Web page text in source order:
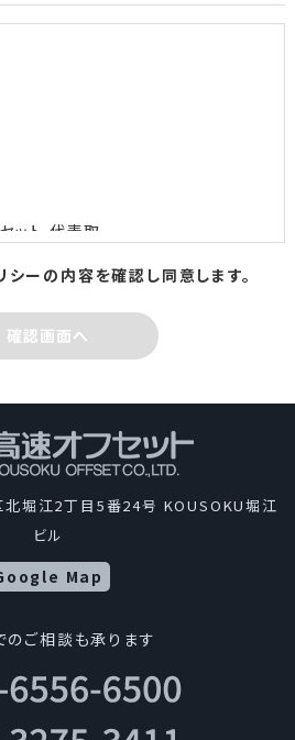
ット 代表取
月10日
報文化の一翼を担っているという
して取扱う個人情報を適切に管
の通り「個人情報保護方針」を
方針を全役員、全従業者に周知
、維持します。
な手段によって個人情報を取得
シーの内容を確認し同意します。
確認画面へ
堀江2丁目5番24号 KOUSOKU堀江
ビル
Map
のご相談も承ります